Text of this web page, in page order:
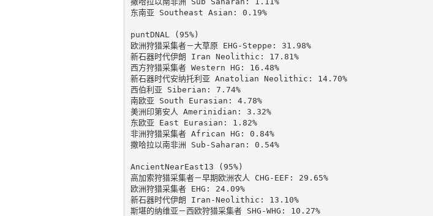
东南亚 Southeast Asian: 0.19%
puntDNAL (95%)
欧洲狩猎采集者－大草原 EHG-Steppe: 31.98%
新石器时代伊朗 Iran Neolithic: 17.81%
西方狩猎采集者 Western HG: 16.48%
新石器时代安纳托利亚 Anatolian Neolithic: 14.70%
西伯利亚 Siberian: 7.74%
南欧亚 South Eurasian: 4.78%
美洲印第安人 Amerinidian: 3.32%
东欧亚 East Eurasian: 1.82%
非洲狩猎采集者 African HG: 0.84%
撒哈拉以南非洲 Sub-Saharan: 0.54%
AncientNearEast13 (95%)
高加索狩猎采集者－早期欧洲农人 CHG-EEF: 29.65%
欧洲狩猎采集者 EHG: 24.09%
新石器时代伊朗 Iran-Neolithic: 13.10%
斯堪的纳维亚－西欧狩猎采集者 SHG-WHG: 10.27%